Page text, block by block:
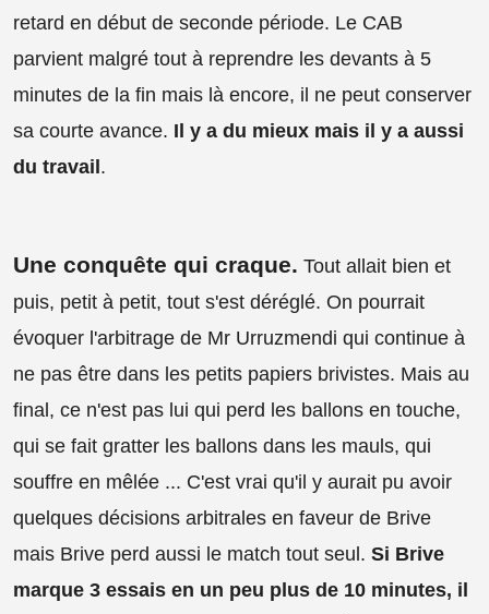
retard en début de seconde période. Le CAB
parvient malgré tout à reprendre les devants à 5
minutes de la fin mais là encore, il ne peut conserver
sa courte avance. Il y a du mieux mais il y a aussi
du travail .
Une conquête qui craque. Tout allait bien et
puis, petit à petit, tout s'est déréglé. On pourrait
évoquer l'arbitrage de Mr Urruzmendi qui continue à
ne pas être dans les petits papiers brivistes. Mais au
final, ce n'est pas lui qui perd les ballons en touche,
qui se fait gratter les ballons dans les mauls, qui
souffre en mêlée ... C'est vrai qu'il y aurait pu avoir
quelques décisions arbitrales en faveur de Brive
mais Brive perd aussi le match tout seul. Si Brive
marque 3 essais en un peu plus de 10 minutes, il